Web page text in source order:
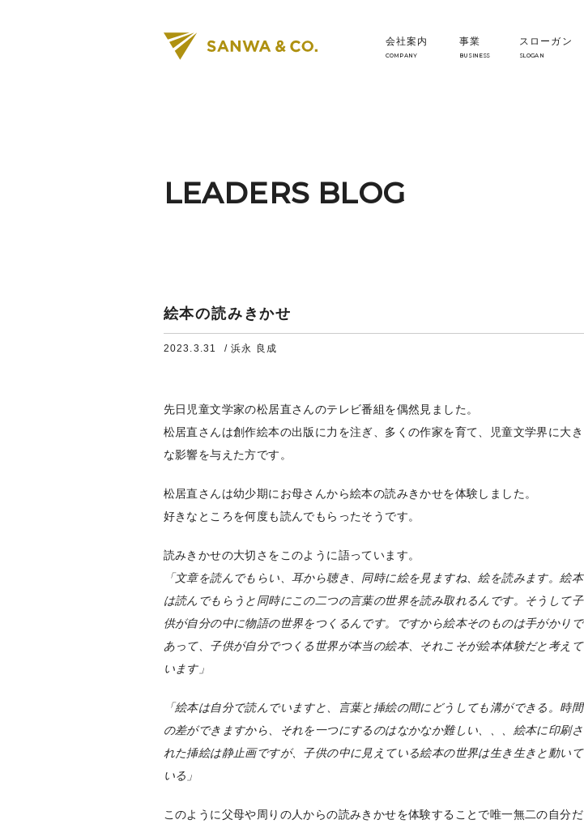
会社案内
COMPANY
事業
BUSINESS
スローガン
SLOGAN
LEADERS BLOG
絵本の読みきかせ
2023.3.31 / 浜永 良成
先日児童文学家の松居直さんのテレビ番組を偶然見ました。
松居直さんは創作絵本の出版に力を注ぎ、多くの作家を育て、児童文学界に大き
な影響を与えた方です。
松居直さんは幼少期にお母さんから絵本の読みきかせを体験しました。
好きなところを何度も読んでもらったそうです。
読みきかせの大切さをこのように語っています。
「文章を読んでもらい、耳から聴き、同時に絵を見ますね、絵を読みます。絵本
は読んでもらうと同時にこの二つの言葉の世界を読み取れるんです。そうして子
供が自分の中に物語の世界をつくるんです。ですから絵本そのものは手がかりで
あって、子供が自分でつくる世界が本当の絵本、それこそが絵本体験だと考えて
います」
「絵本は自分で読んでいますと、言葉と挿絵の間にどうしても溝ができる。時間
の差ができますから、それを一つにするのはなかなか難しい、、、絵本に印刷さ
れた挿絵は静止画ですが、子供の中に見えている絵本の世界は生き生きと動いて
いる」
このように父母や周りの人からの読みきかせを体験することで唯一無二の自分だ